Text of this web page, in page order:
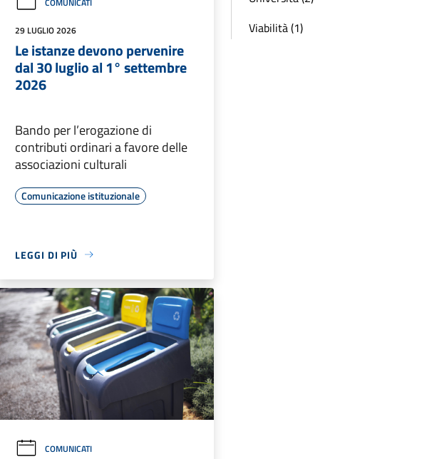
29 LUGLIO 2026
Le istanze devono pervenire
dal 30 luglio al 1° settembre
2026
Bando per l’erogazione di
contributi ordinari a favore delle
associazioni culturali
Comunicazione istituzionale
LEGGI DI PIÙ
COMUNICATI
Viabilità (1)